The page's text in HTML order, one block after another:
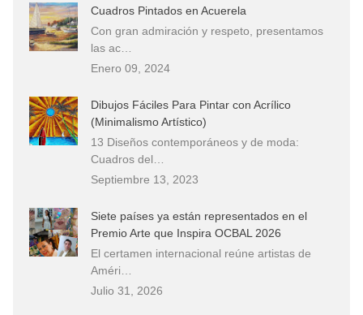
Cuadros Pintados en Acuerela
Con gran admiración y respeto, presentamos
las ac…
Enero 09, 2024
Dibujos Fáciles Para Pintar con Acrílico
(Minimalismo Artístico)
13 Diseños contemporáneos y de moda:
Cuadros del…
Septiembre 13, 2023
Siete países ya están representados en el
Premio Arte que Inspira OCBAL 2026
El certamen internacional reúne artistas de
Améri…
Julio 31, 2026